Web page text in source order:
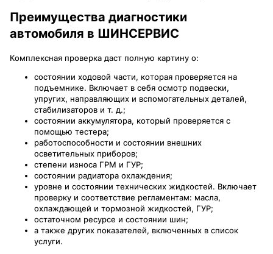
Преимущества диагностики
автомобиля в ШИНСЕРВИС
Комплексная проверка даст полную картину о:
состоянии ходовой части, которая проверяется на
подъемнике. Включает в себя осмотр подвески,
упругих, направляющих и вспомогательных деталей,
стабилизаторов и т. д.;
состоянии аккумулятора, который проверяется с
помощью тестера;
работоспособности и состоянии внешних
осветительных приборов;
степени износа ГРМ и ГУР;
состоянии радиатора охлаждения;
уровне и состоянии технических жидкостей. Включает
проверку и соответствие регламентам: масла,
охлаждающей и тормозной жидкостей, ГУР;
остаточном ресурсе и состоянии шин;
а также других показателей, включенных в список
услуги.